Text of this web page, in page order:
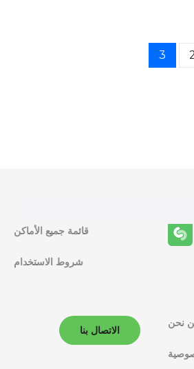
2
3
قائمة جميع الأماكن
شروط الاستخدام
نحن
الاتصال بنا